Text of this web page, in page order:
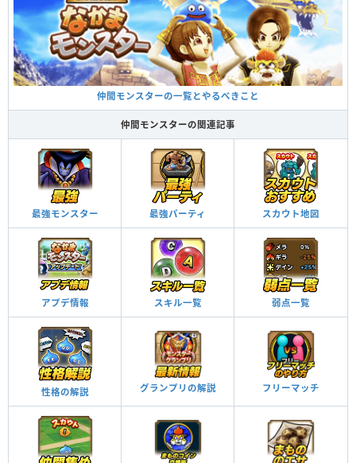
仲間モンスターの一覧とやるべきこと
仲間モンスターの関連記事
最強モンスター 最強パーティ スカウト地図
アプデ情報 スキル一覧 弱点一覧
性格の解説 グランプリの解説 フリーマッチ